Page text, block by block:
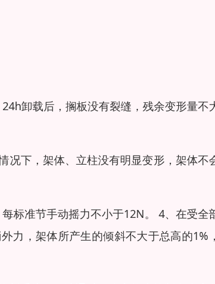
卸载后，搁板没有裂缝，残余变形量不
况下，架体、立柱没有明显变形，架体不
标准节手动摇力不小于12N。 4、在受全
力，架体所产生的倾斜不大于总高的1%